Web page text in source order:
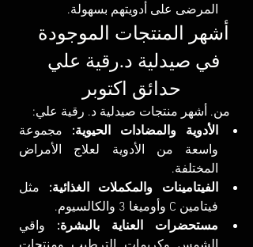
المرضى على أدويتهم بسهولة.
أشهر المنتجات الموجودة
في صيدلية د.رقية علي
حدائق اكتوبر
من. أشهر منتجات صيدلية د. رقية علي:
الأدوية والمضادات الحيوية:
المختلفة.
الفيتامينات والمكملات الغذائية:
فيتامين C وأوميغا 3 والكالسيوم.
مستحضرات العناية بالبشرة: